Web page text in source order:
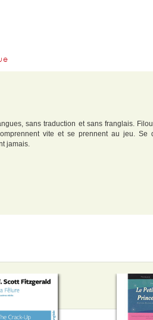
sans traduction et sans franglais.
vite et se prennent au jeu.
jamais.